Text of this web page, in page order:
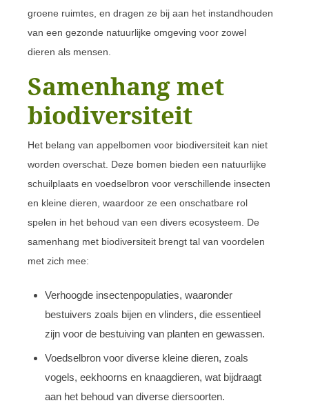
groene ruimtes, en dragen ze bij aan het instandhouden
van een gezonde natuurlijke omgeving voor zowel
dieren als mensen.
Samenhang met
biodiversiteit
Het belang van appelbomen voor biodiversiteit kan niet
worden overschat. Deze bomen bieden een natuurlijke
schuilplaats en voedselbron voor verschillende insecten
en kleine dieren, waardoor ze een onschatbare rol
spelen in het behoud van een divers ecosysteem. De
samenhang met biodiversiteit brengt tal van voordelen
met zich mee:
Verhoogde insectenpopulaties, waaronder
bestuivers zoals bijen en vlinders, die essentieel
zijn voor de bestuiving van planten en gewassen.
Voedselbron voor diverse kleine dieren, zoals
vogels, eekhoorns en knaagdieren, wat bijdraagt
aan het behoud van diverse diersoorten.